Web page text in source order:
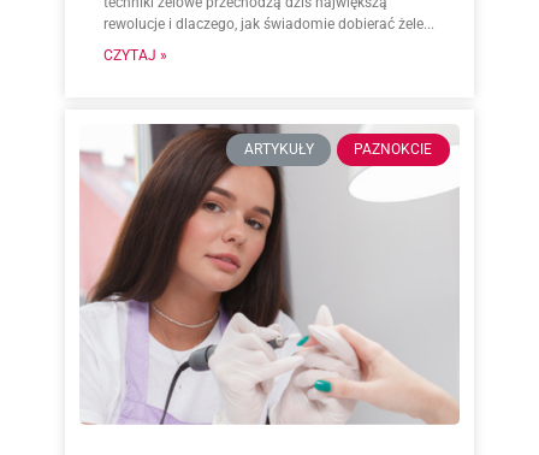
rewolucje i dlaczego, jak świadomie dobierać żele...
CZYTAJ »
ARTYKUŁY PAZNOKCIE